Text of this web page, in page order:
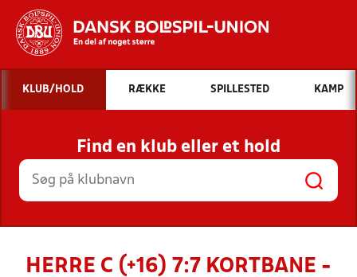
Hvad vil du søge efter?
INDHOLD OG NYHEDER
STILLINGER, RESULTATER, KLUBBER OG
HOLD
KLUB/HOLD RÆKKE SPILLESTED KAMP
Find en klub eller et hold
HERRE C (+16) 7:7 KORTBANE -